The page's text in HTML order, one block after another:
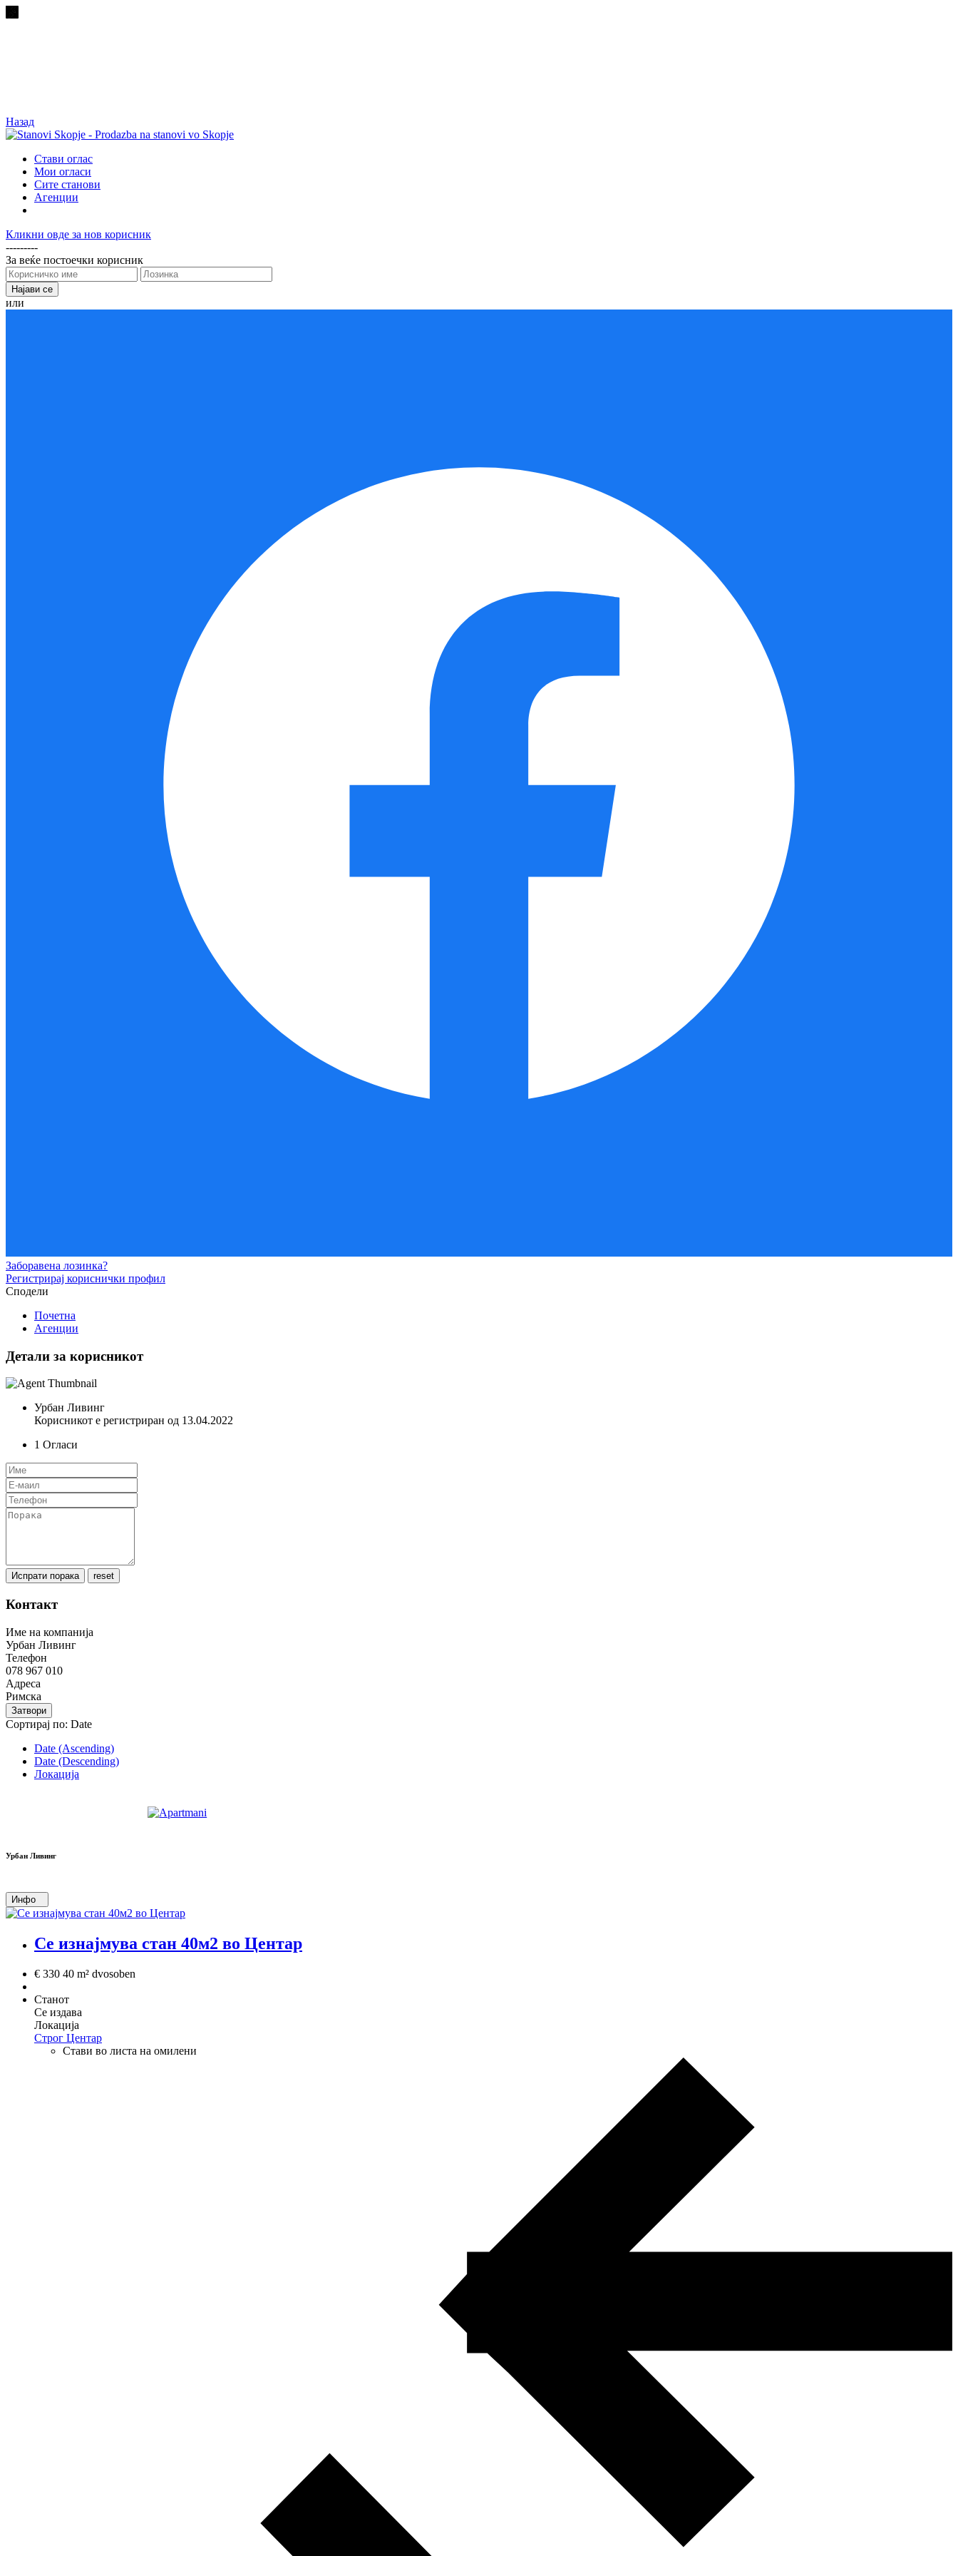
Назад
Стави оглас
Мои огласи
Сите станови
Агенции
Кликни овде за нов корисник
---------
За веќе постоечки корисник
или
Заборавена лозинка?
Регистрирај кориснички профил
Сподели
Почетна
Агенции
Детали за корисникот
Урбан Ливинг
Корисникот е регистриран од 13.04.2022
1 Огласи
Контакт
Име на компанија
Урбан Ливинг
Телефон
078 967 010
Адреса
Римска
Затвори
Сортирај по: Date
Date (Ascending)
Date (Descending)
Локација
Урбан Ливинг
Инфо
Се изнајмува стан 40м2 во Центар
€ 330 40 m² dvosoben
Станот
Се издава
Локација
Строг Центар
Стави во листа на омилени